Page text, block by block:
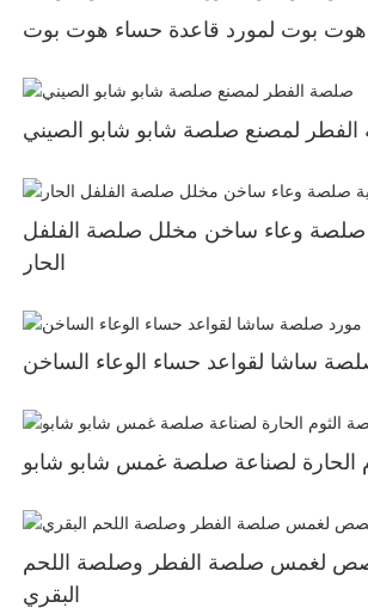
هوت بوت لمورد قاعدة حساء هوت بوت
لمصنع صلصة شابو شابو الصيني
صلصة وعاء ساخن مخلل صلصة الفلفل
الحار
ساشا لقواعد حساء الوعاء الساخن
الحارة لصناعة صلصة غمس شابو شابو
لغمس صلصة الفطر وصلصة اللحم
البقري